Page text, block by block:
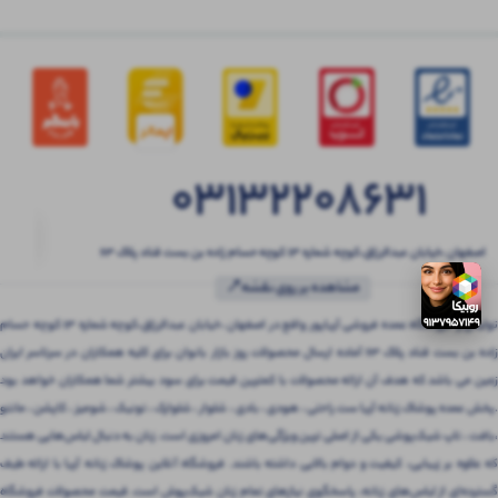
03132208631
اصفهان ،خیابان عبدالرزاق،کوچه شماره ۱۳ کوچه حسام زاده بن بست قناد پلاک ۶۳
مشاهده بر روی نقشه📍
تولیدی و فروشگاه عمده فروشی آریاپور واقع در اصفهان ،خیابان عبدالرزاق،کوچه شماره ۱۳ کوچه حسام
زاده بن بست قناد پلاک ۶۳ آماده ارسال محصولات روز بازار بانوان برای کلیه همکاران در سرتاسر ایران
زمین می باشد که هدف آن ارائه محصولات با کمترین قیمت برای سود بیشتر شما همکاران خواهد بود
.پخش عمده پوشاک زنانه آریا ست راحتی ، هودی ، بادی ، شلوار ، شلوارک ، تونیک ، شومیز ، کاپشن ، مانتو
،بافت ، تاپ شیک‌پوشی یکی از اصلی ترین ویژگی‌های زنان امروزی است. زنان به دنبال لباس‌هایی هستند
که علاوه بر زیبایی، کیفیت و دوام بالایی داشته باشند. فروشگاه آنلاین پوشاک زنانه آریا با ارائه طیف
گسترده‌ای از لباس‌های زنانه، پاسخگوی نیازهای تمام زنان شیک‌پوش است. قیمت محصولات فروشگاه